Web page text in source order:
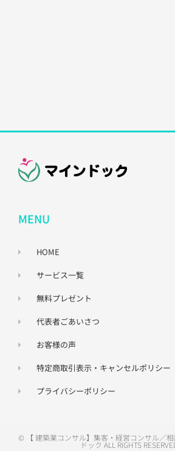
MENU
HOME
サービス一覧
無料プレゼント
代表者ごあいさつ
お客様の声
特定商取引表示・キャンセルポリシー
プライバシーポリシー
© 【 建築業コンサル】集客・経営コンサル／
ドック ALL RIGHTS